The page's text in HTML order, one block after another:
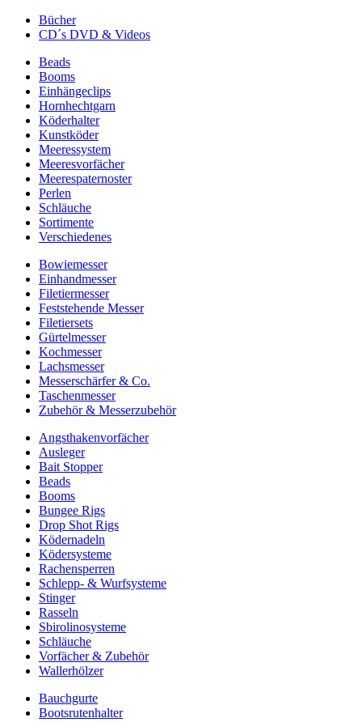
Bücher
CD´s DVD & Videos
Beads
Booms
Einhängeclips
Hornhechtgarn
Köderhalter
Kunstköder
Meeressystem
Meeresvorfächer
Meerespaternoster
Perlen
Schläuche
Sortimente
Verschiedenes
Bowiemesser
Einhandmesser
Filetiermesser
Feststehende Messer
Filetiersets
Gürtelmesser
Kochmesser
Lachsmesser
Messerschärfer & Co.
Taschenmesser
Zubehör & Messerzubehör
Angsthakenvorfächer
Ausleger
Bait Stopper
Beads
Booms
Bungee Rigs
Drop Shot Rigs
Ködernadeln
Ködersysteme
Rachensperren
Schlepp- & Wurfsysteme
Stinger
Rasseln
Sbirolinosysteme
Schläuche
Vorfächer & Zubehör
Wallerhölzer
Bauchgurte
Bootsrutenhalter